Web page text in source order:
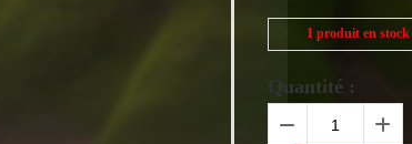
1produit en stock
Quantité :